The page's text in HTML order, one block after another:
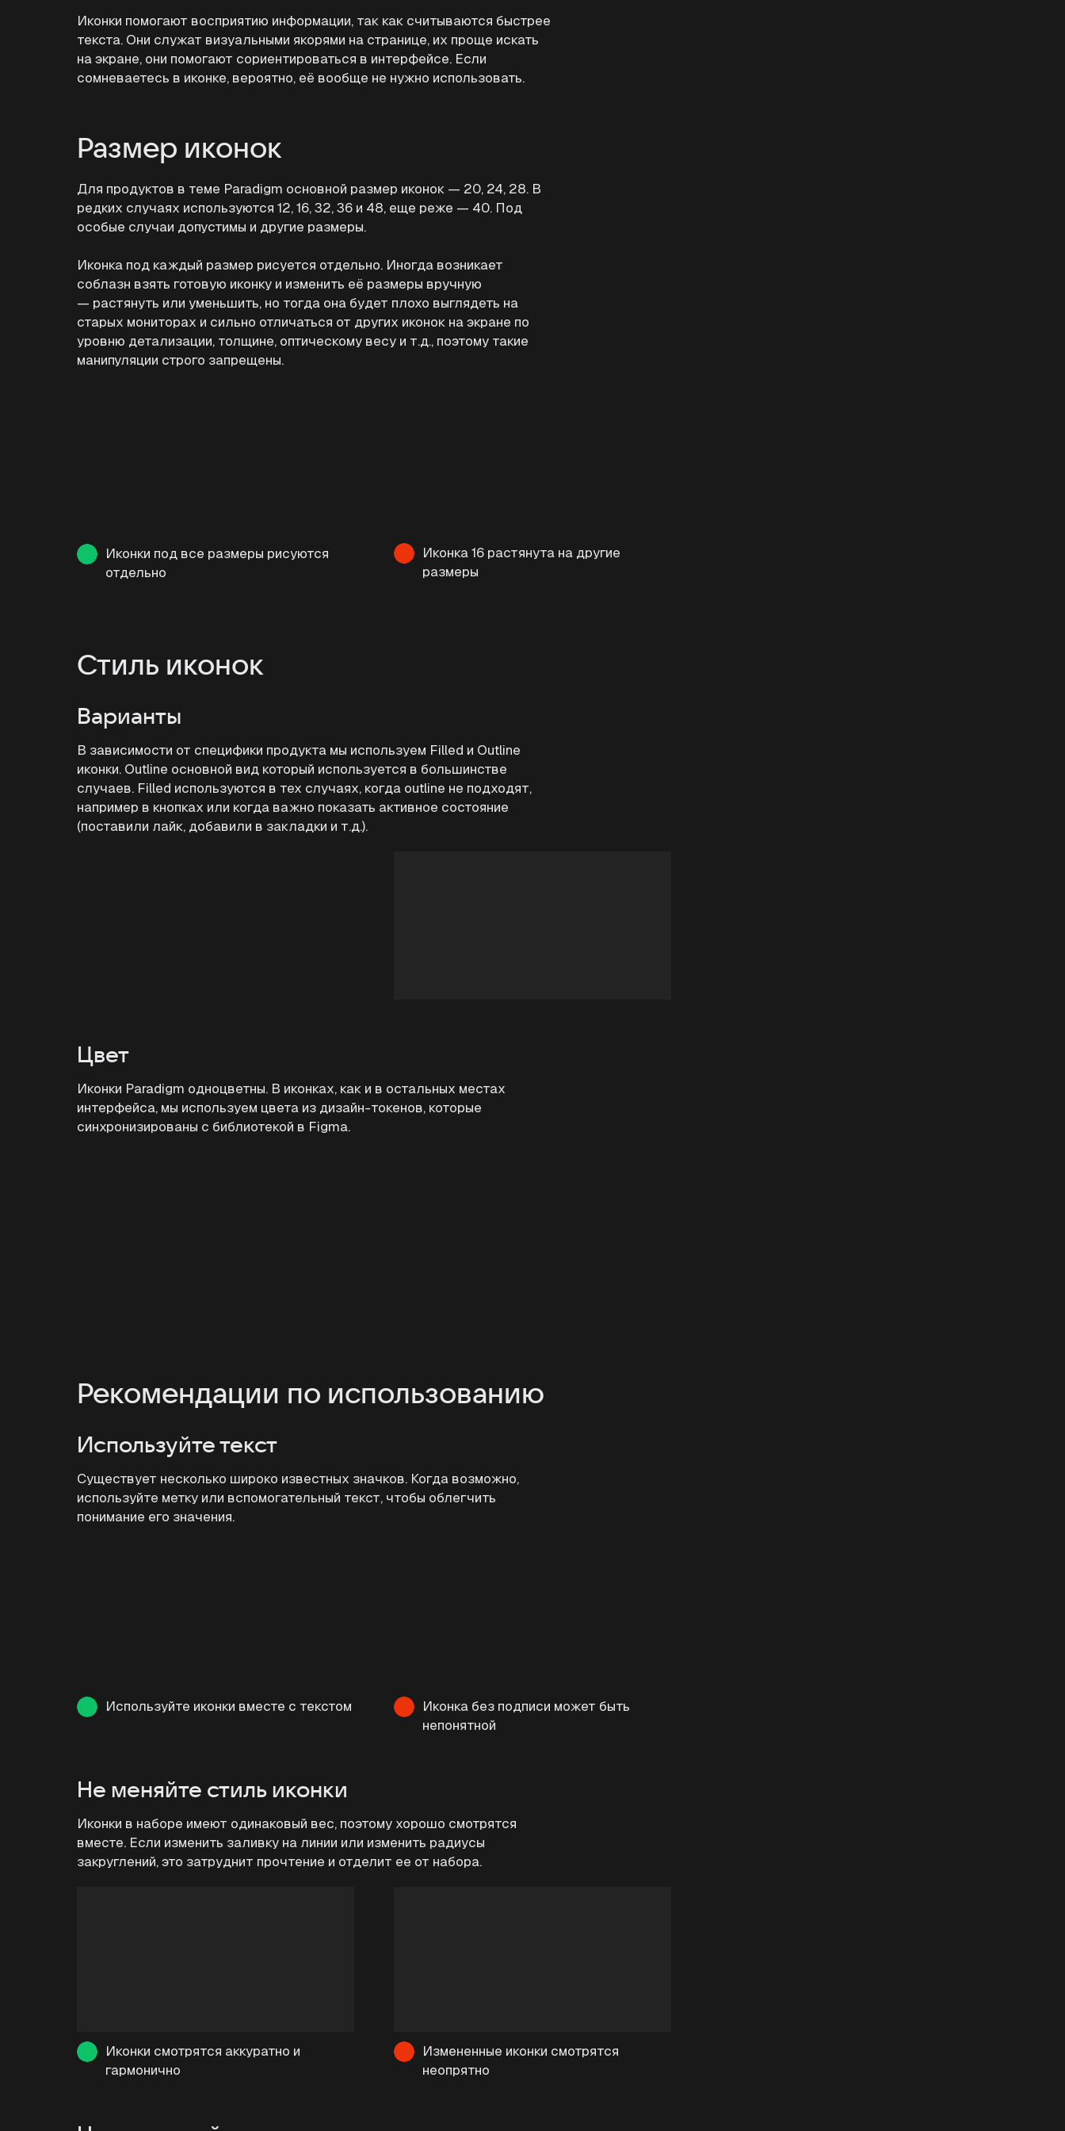
Иконки помогают восприятию информации, так как считываются быстрее
текста. Они служат визуальными якорями на странице, их проще искать
на экране, они помогают сориентироваться в интерфейсе. Если
сомневаетесь в иконке, вероятно, её вообще не нужно использовать.
Размер иконок
Для продуктов в теме Paradigm основной размер иконок — 20, 24, 28. В
редких случаях используются 12, 16, 32, 36 и 48, еще реже — 40. Под
особые случаи допустимы и другие размеры.
Иконка под каждый размер рисуется отдельно. Иногда возникает
соблазн взять готовую иконку и изменить её размеры вручную
— растянуть или уменьшить, но тогда она будет плохо выглядеть на
старых мониторах и сильно отличаться от других иконок на экране по
уровню детализации, толщине, оптическому весу и т.д., поэтому такие
манипуляции строго запрещены.
Иконки под все размеры рисуются
отдельно
Иконка 16 растянута на другие
размеры
Стиль иконок
Варианты
В зависимости от специфики продукта мы используем Filled и Outline
иконки. Outline основной вид который используется в большинстве
случаев. Filled используются в тех случаях, когда outline не подходят,
например в кнопках или когда важно показать активное состояние
(поставили лайк, добавили в закладки и т.д.).
Цвет
Иконки Paradigm одноцветны. В иконках, как и в остальных местах
интерфейса, мы используем цвета из дизайн-токенов, которые
синхронизированы с библиотекой в Figma.
Рекомендации по использованию
Используйте текст
Существует несколько широко известных значков. Когда возможно,
используйте метку или вспомогательный текст, чтобы облегчить
понимание его значения.
Используйте иконки вместе с текстом
Иконка без подписи может быть
непонятной
Не меняйте стиль иконки
Иконки в наборе имеют одинаковый вес, поэтому хорошо смотрятся
вместе. Если изменить заливку на линии или изменить радиусы
закруглений, это затруднит прочтение и отделит ее от набора.
Иконки смотрятся аккуратно и
гармонично
Измененные иконки смотрятся
неопрятно